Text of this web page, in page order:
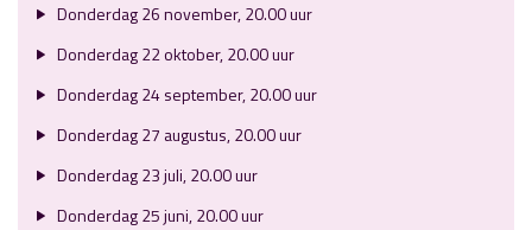
Donderdag 26 november, 20.00 uur
Donderdag 22 oktober, 20.00 uur
Donderdag 24 september, 20.00 uur
Donderdag 27 augustus, 20.00 uur
Donderdag 23 juli, 20.00 uur
Donderdag 25 juni, 20.00 uur